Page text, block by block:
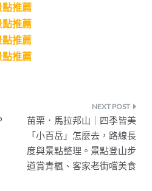
點推薦
點推薦
點推薦
點推薦
苗栗．馬拉邦山｜四季皆美
「小百岳」怎麼去，路線長
度與景點整理。景點登山步
道賞青楓、客家老街嚐美食